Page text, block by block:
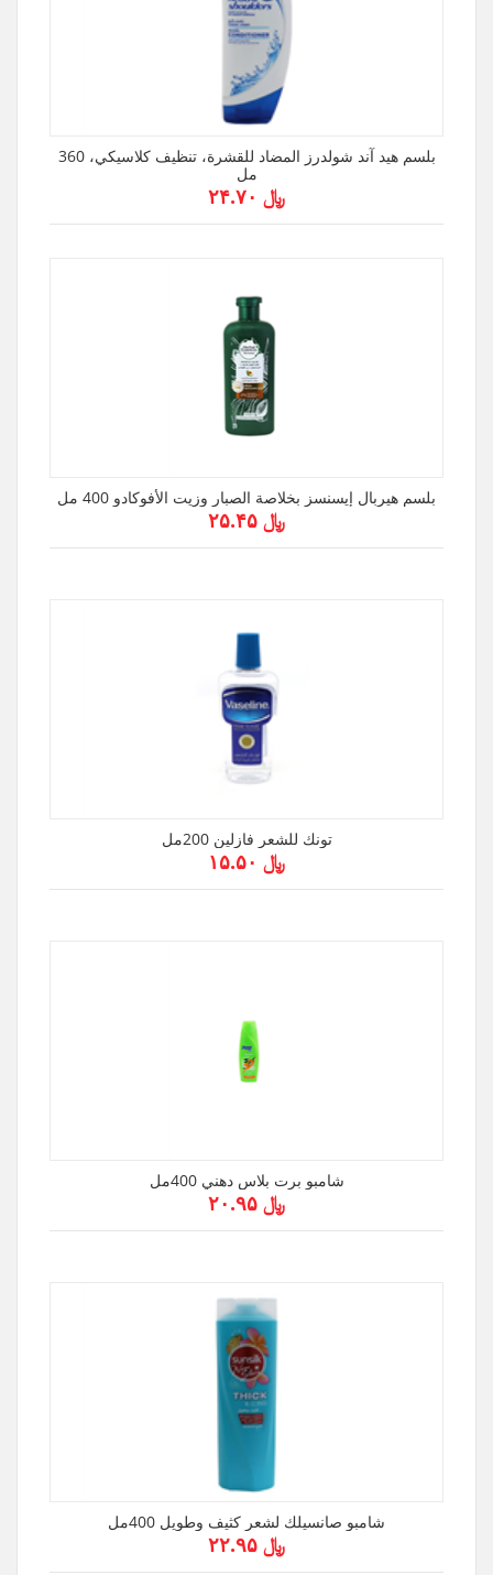
بلسم هيد آند شولدرز المضاد للقشرة، تنظيف كلاسيكي، 360
مل
﷼ ۲۴.۷۰
بلسم هيربال إيسنسز بخلاصة الصبار وزيت الأفوكادو 400 مل
﷼ ۲۵.۴۵
تونك للشعر فازلين 200مل
﷼ ۱۵.۵۰
شامبو برت بلاس دهني 400مل
﷼ ۲۰.۹۵
شامبو صانسيلك لشعر كثيف وطويل 400مل
﷼ ۲۲.۹۵